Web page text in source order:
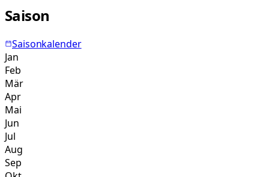
Saison
Saisonkalender
Jan
Feb
Mär
Apr
Mai
Jun
Jul
Aug
Sep